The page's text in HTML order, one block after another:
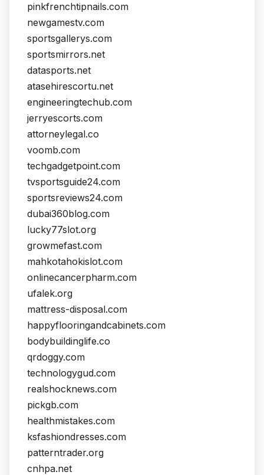
pinkfrenchtipnails.com
newgamestv.com
sportsgallerys.com
sportsmirrors.net
datasports.net
atasehirescortu.net
engineeringtechub.com
jerryescorts.com
attorneylegal.co
voomb.com
techgadgetpoint.com
tvsportsguide24.com
sportsreviews24.com
dubai360blog.com
lucky77slot.org
growmefast.com
mahkotahokislot.com
onlinecancerpharm.com
ufalek.org
mattress-disposal.com
happyflooringandcabinets.com
bodybuildinglife.co
qrdoggy.com
technologygud.com
realshocknews.com
pickgb.com
healthmistakes.com
ksfashiondresses.com
patterntrader.org
cnhpa.net